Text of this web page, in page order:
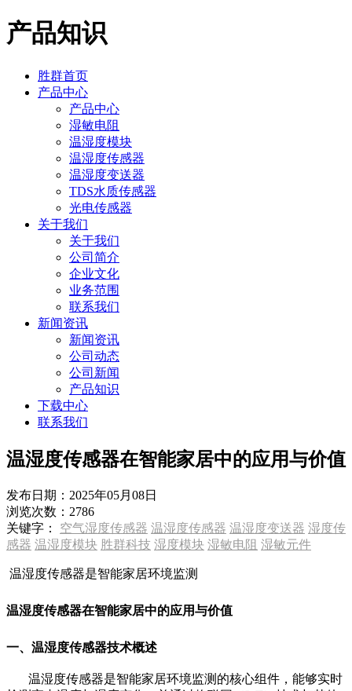
产品知识
胜群首页
产品中心
产品中心
湿敏电阻
温湿度模块
温湿度传感器
温湿度变送器
TDS水质传感器
光电传感器
关于我们
关于我们
公司简介
企业文化
业务范围
联系我们
新闻资讯
新闻资讯
公司动态
公司新闻
产品知识
下载中心
联系我们
温湿度传感器在智能家居中的应用与价值
发布日期： 2025年05月08日
浏览次数： 2786
关键字： 空气湿度传感器 温湿度传感器 温湿度变送器 湿度传
感器 温湿度模块 胜群科技 湿度模块 湿敏电阻 湿敏元件
温湿度传感器是智能家居环境监测
温湿度传感器在智能家居中的应用与价值
一、温湿度传感器技术概述
温湿度传感器是智能家居环境监测的核心组件，能够实时